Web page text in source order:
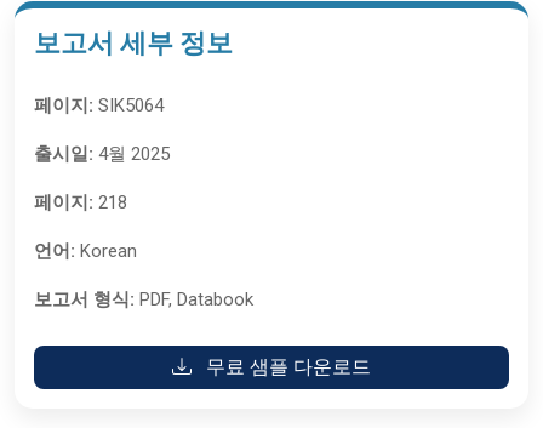
보고서 세부 정보
페이지: SIK5064
출시일: 4월 2025
페이지: 218
언어: Korean
보고서 형식: PDF, Databook
무료 샘플 다운로드